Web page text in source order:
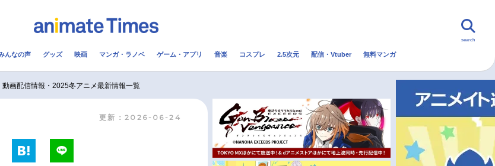
2.5次元 配信・Vtuber トレンド 無料マンガ
アニメ映画一覧 今期アニメ曜日別一覧 秋アニメ
search
んなの声 グッズ 映画 マンガ・ラノベ ゲーム・アプリ 音楽 コスプレ 2.5次元 配信・Vtuber 無料マンガ
画配信情報・2025冬アニメ最新情報一覧
更新：2026-06-24